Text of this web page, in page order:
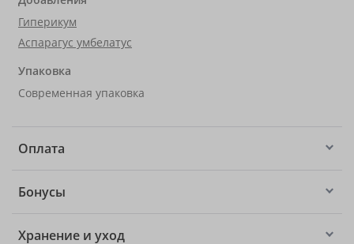
Гиперикум
Аспарагус умбелатус
Упаковка
Современная упаковка
Оплата
Бонусы
Хранение и уход